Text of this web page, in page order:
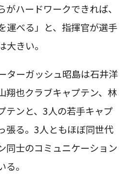
がハードワークできれば、
運べる」と、指揮官が選手
きい。
ターガッシュ昭島は石井洋
翔也クラブキャプテン、林
テンと、3人の若手キャプ
張る。3人ともほぼ同世代
同士のコミュニケーション
。